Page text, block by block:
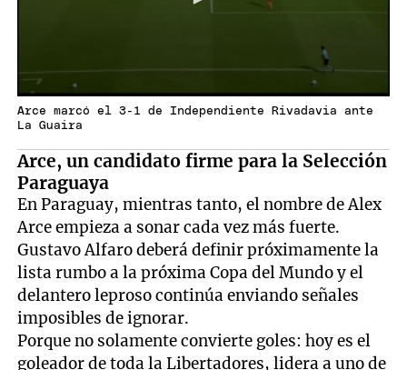
Arce marcó el 3-1 de Independiente Rivadavia ante
La Guaira
Arce, un candidato firme para la Selección
Paraguaya
En Paraguay, mientras tanto, el nombre de Alex
Arce empieza a sonar cada vez más fuerte.
Gustavo Alfaro deberá definir próximamente la
lista rumbo a la próxima Copa del Mundo y el
delantero leproso continúa enviando señales
imposibles de ignorar.
Porque no solamente convierte goles: hoy es el
goleador de toda la Libertadores, lidera a uno de